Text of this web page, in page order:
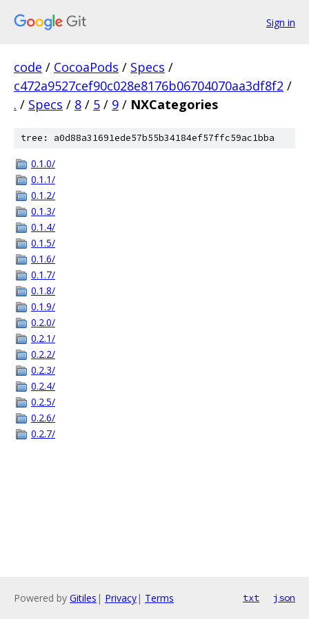
Sign in
code / CocoaPods / Specs /
c472a9527cef90c028e8176b06704070aa3df8f2 /
. / Specs / 8 / 5 / 9 / NXCategories
tree: a0d88a31691ede57b55b34184ef57ffc59ac1bba
0.1.0/
0.1.1/
0.1.2/
0.1.3/
0.1.4/
0.1.5/
0.1.6/
0.1.7/
0.1.8/
0.1.9/
0.2.0/
0.2.1/
0.2.2/
0.2.3/
0.2.4/
0.2.5/
0.2.6/
0.2.7/
Powered by Gitiles | Privacy| Terms txt json